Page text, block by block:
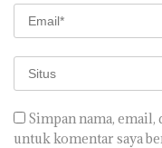
Simpan nama, email,
untuk komentar saya